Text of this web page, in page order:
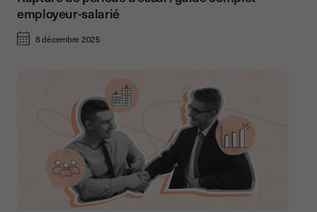
employeur-salarié
8 décembre 2025